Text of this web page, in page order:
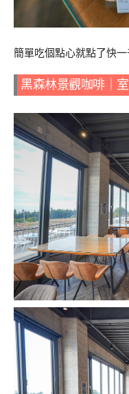
簡單吃個點心就點了快
黑森林景觀咖啡｜